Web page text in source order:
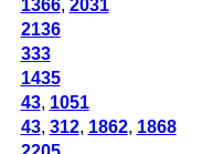
1366, 2031
2136
333
1435
43, 1051
43, 312, 1862, 1868